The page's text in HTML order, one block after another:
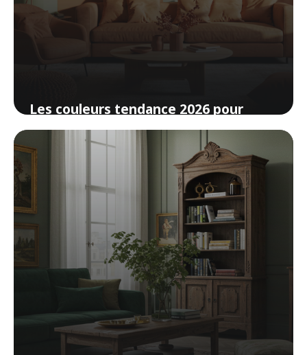
Les couleurs tendance 2026 pour
votre intérieur (et comment les
adopter)